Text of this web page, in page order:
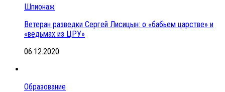
Шпионаж
Ветеран разведки Сергей Лисицын: о «бабьем царстве» и
«ведьмах из ЦРУ»
06.12.2020
Образование